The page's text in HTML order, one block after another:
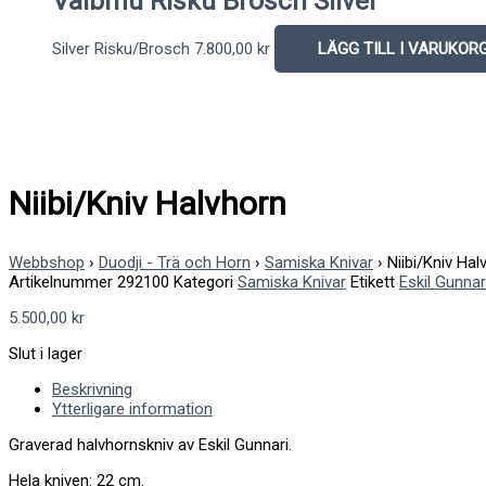
Silver Risku/Brosch 7.800,00 kr LÄGG TILL I
Niibi/Kniv Halvhorn
Webbshop › Duodji - Trä och Horn › Samiska Knivar › Niibi/Kniv
Artikelnummer 292100 Kategori Samiska Knivar Etikett Eskil
5.500,00 kr
Slut i lager
Beskrivning
Ytterligare information
Graverad halvhornskniv av Eskil Gunnari.
Hela kniven: 22 cm.